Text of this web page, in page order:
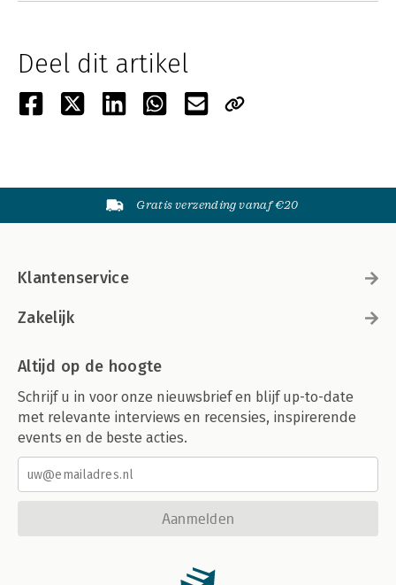
Deel dit artikel
Gratis verzending vanaf €20
Klantenservice
Zakelijk
Altijd op de hoogte
Schrijf u in voor onze nieuwsbrief en blijf up-to-date
met relevante interviews en recensies, inspirerende
events en de beste acties.
Aanmelden